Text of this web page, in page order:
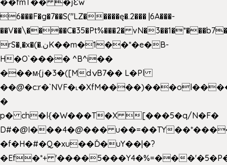
��fmT�� �jԐw`
6���F�g�7��S("LZ�����ę�.2��� |6A���-
��V��\����C�35�Pt%���2�
rS�,�x�(�.نK��m�1��*�e�B-
H�O`���� ^B^i��
���м{j�3�([MdݍB7�� L�Pl
�
p� ch�l{�W���T�X [���5�q/N�F�
D#�@I���4�@��� u��=��TY
�f�H�#�Q�xu��Ď�uY��|�?
�Ef�*+ '����5���Y4�%=��